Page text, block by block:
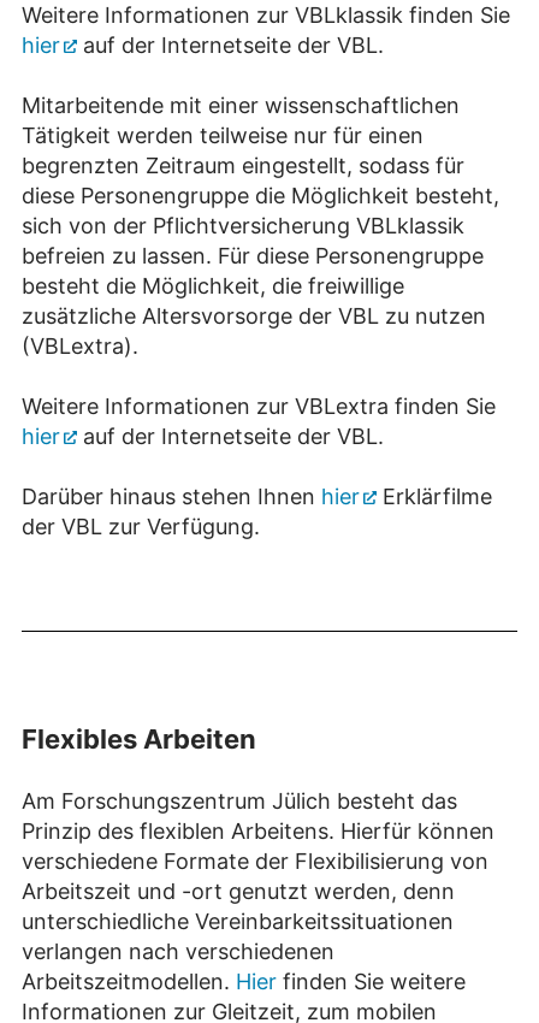
Weitere Informationen zur VBLklassik finden Sie
hier
auf der Internetseite der VBL.
Mitarbeitende mit einer wissenschaftlichen
Tätigkeit werden teilweise nur für einen
begrenzten Zeitraum eingestellt, sodass für
diese Personengruppe die Möglichkeit besteht,
sich von der Pflichtversicherung VBLklassik
befreien zu lassen. Für diese Personengruppe
besteht die Möglichkeit, die freiwillige
zusätzliche Altersvorsorge der VBL zu nutzen
(VBLextra).
Weitere Informationen zur VBLextra finden Sie
hier
auf der Internetseite der VBL.
Darüber hinaus stehen Ihnen hier
Erklärfilme
der VBL zur Verfügung.
Flexibles Arbeiten
Am Forschungszentrum Jülich besteht das
Prinzip des flexiblen Arbeitens. Hierfür können
verschiedene Formate der Flexibilisierung von
Arbeitszeit und -ort genutzt werden, denn
unterschiedliche Vereinbarkeitssituationen
verlangen nach verschiedenen
Arbeitszeitmodellen. Hier finden Sie weitere
Informationen zur Gleitzeit, zum mobilen